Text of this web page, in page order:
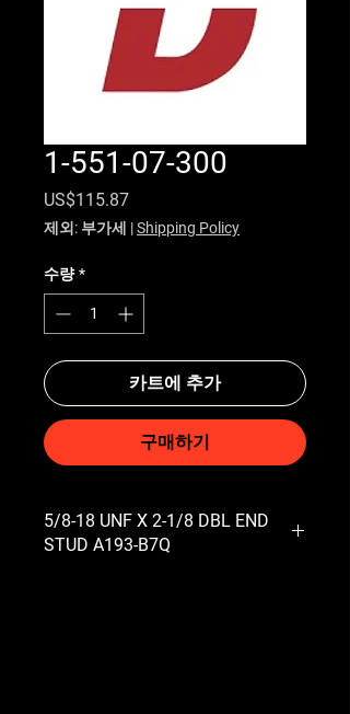
1-551-07-300
US$115.87가격
제외: 부가세 |Shipping Policy
수량 *
카트에 추가
구매하기
5/8-18 UNF X 2-1/8 DBL END
STUD A193-B7Q